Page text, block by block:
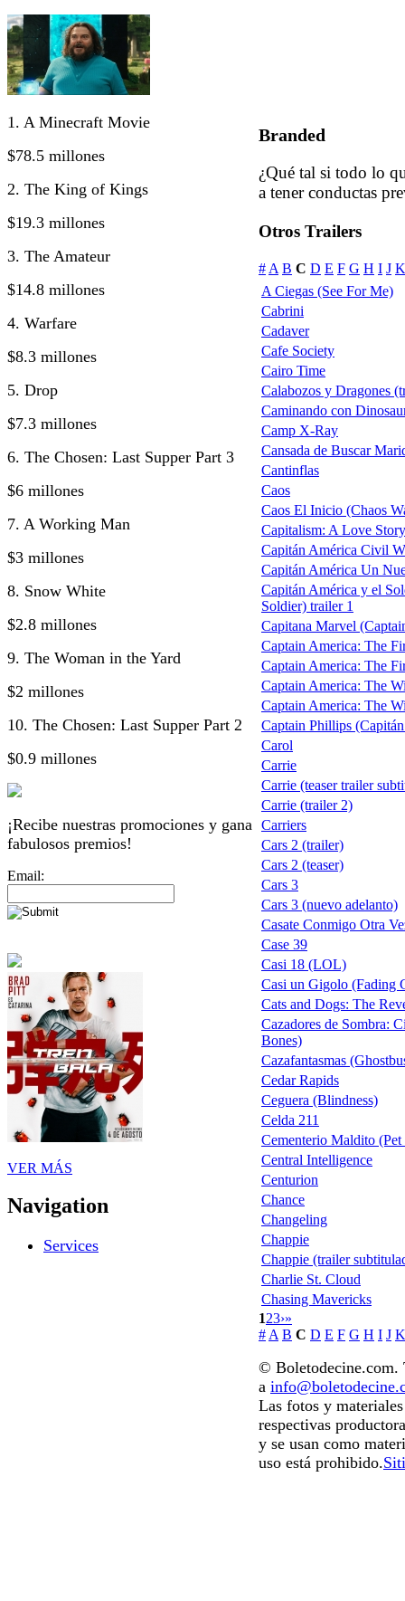
1. A Minecraft Movie
$78.5 millones
2. The King of Kings
$19.3 millones
3. The Amateur
$14.8 millones
4. Warfare
$8.3 millones
5. Drop
$7.3 millones
6. The Chosen: Last Supper Part 3
$6 millones
7. A Working Man
$3 millones
8. Snow White
$2.8 millones
9. The Woman in the Yard
$2 millones
10. The Chosen: Last Supper Part 2
$0.9 millones
¡Recibe nuestras promociones y gana
fabulosos premios!
Email:
VER MÁS
Navigation
Services
Branded
¿Qué tal si todo lo
a tener conductas
Otros Trailers
# A B C D E F G H I J K
A Ciegas (See For Me)
Cabrini
Cadaver
Cafe Society
Cairo Time
Calabozos y Dragones
Caminando con
Camp X-Ray
Cansada de Buscar
Cantinflas
Caos
Caos El Inicio (Chaos
Capitalism: A Love Story
Capitán América Civil
Capitán América Un
Capitán América y el
Soldier) trailer 1
Capitana Marvel
Captain America: The
Captain America: The
Captain America: The
Captain America: The
Captain Phillips
Carol
Carrie
Carrie (teaser trailer
Carrie (trailer 2)
Carriers
Cars 2 (trailer)
Cars 2 (teaser)
Cars 3
Cars 3 (nuevo adelanto)
Casate Conmigo Otra
Case 39
Casi 18 (LOL)
Casi un Gigolo (Fading
Cats and Dogs: The
Cazadores de Sombra:
Bones)
Cazafantasmas
Cedar Rapids
Ceguera (Blindness)
Celda 211
Cementerio Maldito
Central Intelligence
Centurion
Chance
Changeling
Chappie
Chappie (trailer
Charlie St. Cloud
Chasing Mavericks
123›»
# A B C D E F G H I J K
© Boletodecine.com.
a
Las fotos y
respectivas
y se usan como
uso está prohibido.